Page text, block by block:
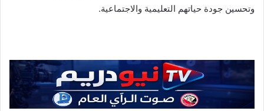
وتحسين جودة حياتهم التعليمية والاجتماعية.